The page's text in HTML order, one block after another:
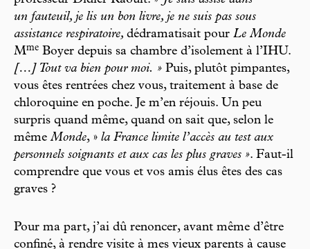
un fauteuil, je lis un bon livre, je ne suis pas sous
assistance respiratoire, dédramatisait pour Le Monde
Mme Boyer depuis sa chambre d’isolement à l’IHU.
[…] Tout va bien pour moi. » Puis, plutôt pimpantes,
vous êtes rentrées chez vous, traitement à base de
chloroquine en poche. Je m’en réjouis. Un peu
surpris quand même, quand on sait que, selon le
mêmeMonde, » la France limite l’accès au test aux
personnels soignants et aux cas les plus graves ». Faut-il
comprendre que vous et vos amis élus êtes des cas
graves ?
Pour ma part, j’ai dû renoncer, avant même d’être
confiné, à rendre visite à mes vieux parents à cause